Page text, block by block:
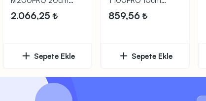
250W Midrange
Hoparlör
2.066,25
Sepete Ekle
300W Oto Tweeter
859,56
Sepete Ekle